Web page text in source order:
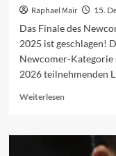
Raphael Mair 15.
Das Finale des
2025 ist geschlagen!
Newcomer-Kategorie
2026 teilnehmenden
WeiterlesenRead
Die